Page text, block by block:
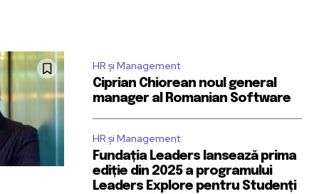
HR și Management
Ciprian Chiorean noul general
manager al Romanian Software
HR și Management
Fundația Leaders lansează prima
ediție din 2025 a programului
Leaders Explore pentru Studenți